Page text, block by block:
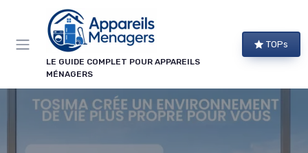
LE GUIDE COMPLET POUR APPAREILS
MÉNAGERS
TOPs
Panneau de gestion des cookies